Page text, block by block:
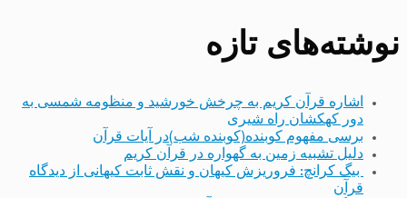
نوشته‌های تازه
اشاره قرآن کریم به چرخش خورشید و منظومه شمسی به
دور کهکشان راه شیری
برسی مفهوم کوبنده(کوبنده شب)در آیات قرآن
دلیل تشبیه زمین به گهواره در قرآن کریم
بیگ کرانچ: فروریزش کیهان و نقش ثابت کیهانی از دیدگاه
قرآن